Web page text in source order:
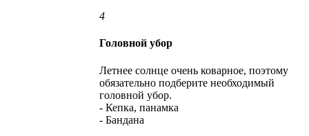
4
Головной убор
Летнее солнце очень коварное, поэтому
обязательно подберите необходимый
головной убор.
- Кепка, панамка
- Бандана